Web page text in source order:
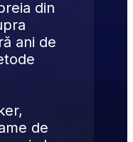
din
ani de
de